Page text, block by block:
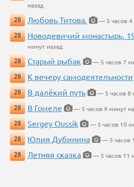
назад
28
Любовь Титова.
— 5 часов 4
28
Новодевичий монастырь,
минут назад
28
Старый рыбак
— 5 часов 7
28
К вечеру самодеятельности
28
В далёкий путь
— 5 часов 8
28
В Гомеле
— 5 часов 9 минут
28
Sergey Oussik
— 5 часов 10
28
Юлия Дубинина
— 5 часов
28
Летняя сказка — 5 часов 11